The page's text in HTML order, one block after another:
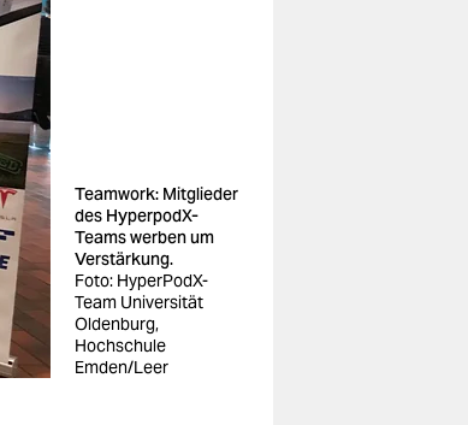
Teamwork: Mitglieder
des HyperpodX-
Teams werben um
Verstärkung.
Foto: HyperPodX-
Team Universität
Oldenburg,
Hochschule
Emden/Leer